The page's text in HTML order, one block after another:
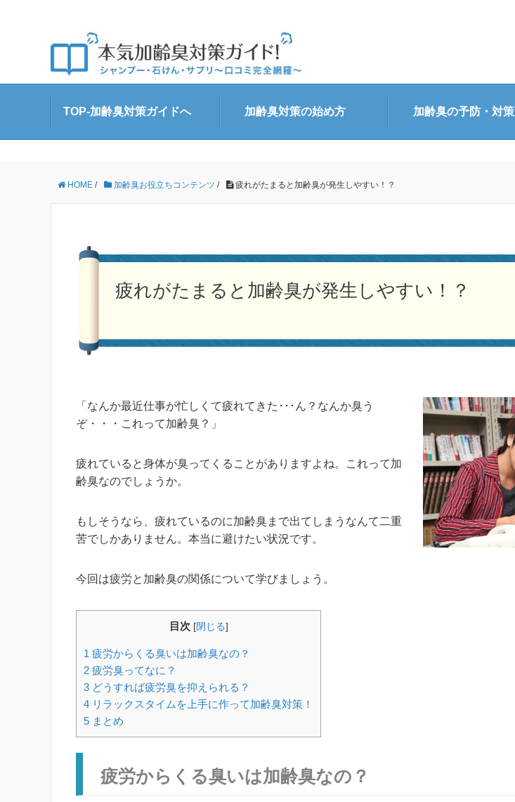
TOP-加齢臭対策ガイドへ 加齢臭対策の始め方 加齢臭の予防・対策
HOME / 加齢臭お役立ちコンテンツ / 疲れがたまると加齢臭が発生しやすい！？
疲れがたまると加齢臭が発生しやすい！？
「なんか最近仕事が忙しくて疲れてきた･･･ん？なんか臭う
ぞ・・・これって加齢臭？」
疲れていると身体が臭ってくることがありますよね。これって加
齢臭なのでしょうか。
もしそうなら、疲れているのに加齢臭まで出てしまうなんて二重
苦でしかありません。本当に避けたい状況です。
今回は疲労と加齢臭の関係について学びましょう。
目次 [閉じる]
1 疲労からくる臭いは加齢臭なの？
2 疲労臭ってなに？
3 どうすれば疲労臭を抑えられる？
4 リラックスタイムを上手に作って加齢臭対策！
5 まとめ
疲労からくる臭いは加齢臭なの？